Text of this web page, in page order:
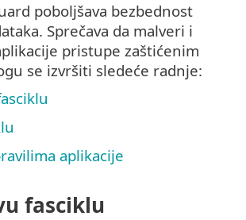
poboljšava bezbednost
Sprečava da malveri i
pristupe zaštićenim
se izvršiti sledeće radnje:
aplikacije
fasciklu